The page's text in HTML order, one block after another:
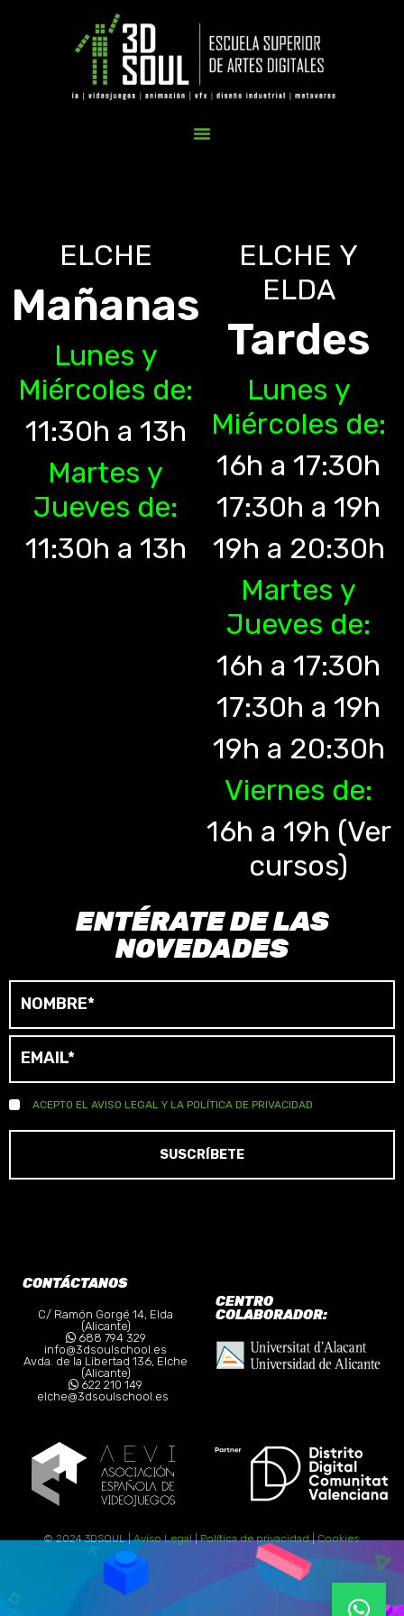
ELCHE
Mañanas
Lunes y
Miércoles de:
11:30h a 13h
Martes y
Jueves de:
11:30h a 13h
ELCHE Y
ELDA
Tardes
Lunes y
Miércoles de:
16h a 17:30h
17:30h a 19h
19h a 20:30h
Martes y
Jueves de:
16h a 17:30h
17:30h a 19h
19h a 20:30h
Viernes de:
16h a 19h (Ver
cursos)
ENTÉRATE DE LAS
NOVEDADES
ACEPTO EL AVISO LEGAL Y LA POLÍTICA DE PRIVACIDAD
SUSCRÍBETE
CONTÁCTANOS
C/ Ramón Gorgé 14, Elda
(Alicante)
688 794 329
info@3dsoulschool.es
Avda. de la Libertad 136, Elche
(Alicante)
622 210 149
elche@3dsoulschool.es
CENTRO
COLABORADOR:
© 2024 3DSOUL |Aviso Legal|Política de privacidad|Cookies